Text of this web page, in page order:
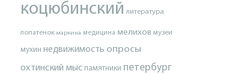
коцюбинский литература
лопатенок маркина медицина мелихов музеи
мухин недвижимость опросы
охтинский мыс памятники петербург